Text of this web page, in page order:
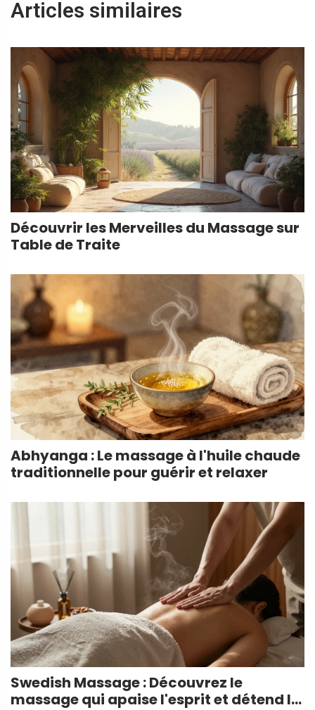
Articles similaires
Découvrir les Merveilles du Massage sur
Table de Traite
Abhyanga : Le massage à l'huile chaude
traditionnelle pour guérir et relaxer
Swedish Massage : Découvrez le
massage qui apaise l'esprit et détend le